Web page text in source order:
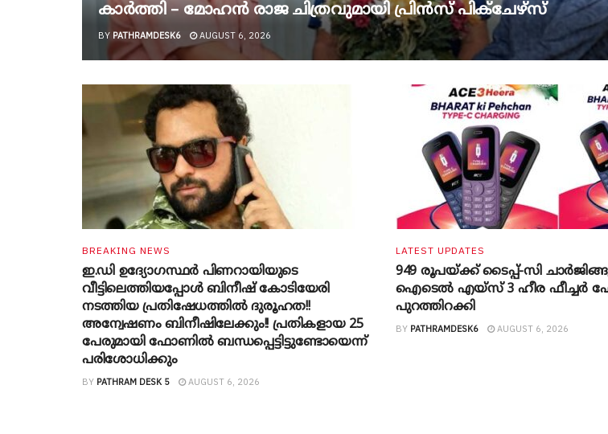
കാർത്തി – മോഹൻ രാജ ചിത്രവുമായി പ്രിൻസ് പിക്ചേഴ്സ്
BY PATHRAMDESK6 AUGUST 6, 2026
BREAKING NEWS
ഇ.ഡി ഉദ്യോഗസ്ഥർ പിണറായിയുടെ
വീട്ടിലെത്തിയപ്പോൾ ബിനീഷ് കോടിയേരി
നടത്തിയ പ്രതിഷേധത്തിൽ ദുരൂഹത!!
അന്വേഷണം ബിനീഷിലേക്കും!! പ്രതികളായ 25
പേരുമായി ഫോണിൽ ബന്ധപ്പെട്ടിട്ടുണ്ടോയെന്ന്
പരിശോധിക്കും
BY PATHRAM DESK 5 AUGUST 6, 2026
LATEST UPDATES
949 രൂപയ്ക്ക് ടൈപ്പ്-സി
ഐടെൽ എയ്സ് 3 ഹീര ഫീച്ചർ
പുറത്തിറക്കി
BY PATHRAMDESK6 AUGUST 6, 2026